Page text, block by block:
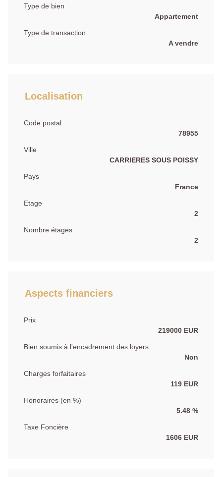
Type de bien
Appartement
Type de transaction
A vendre
Localisation
Code postal
78955
Ville
CARRIERES SOUS POISSY
Pays
France
Etage
2
Nombre étages
2
Aspects financiers
Prix
219000 EUR
Bien soumis à l'encadrement des loyers
Non
Charges forfaitaires
119 EUR
Honoraires (en %)
5.48 %
Taxe Foncière
1606 EUR